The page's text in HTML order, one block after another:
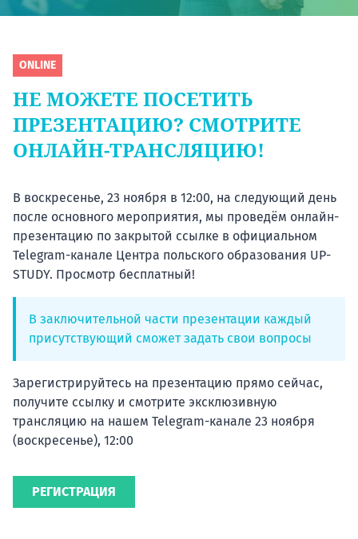
ONLINE
НЕ МОЖЕТЕ ПОСЕТИТЬ
ПРЕЗЕНТАЦИЮ? СМОТРИТЕ
ОНЛАЙН-ТРАНСЛЯЦИЮ!
В воскресенье, 23 ноября в 12:00, на следующий день
после основного мероприятия, мы проведём онлайн-
презентацию по закрытой ссылке в официальном
Telegram-канале Центра польского образования UP-
STUDY. Просмотр бесплатный!
В заключительной части презентации каждый
присутствующий сможет задать свои вопросы
Зарегистрируйтесь на презентацию прямо сейчас,
получите ссылку и смотрите эксклюзивную
трансляцию на нашем Telegram-канале 23 ноября
(воскресенье), 12:00
РЕГИСТРАЦИЯ